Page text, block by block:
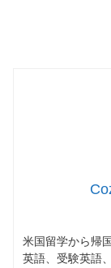
米国留学から帰
英語、受験英語